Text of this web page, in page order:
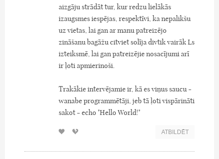
aizgāju strādāt tur, kur redzu lielākās
izaugsmes iespējas, respektīvi, ka nepalikšu
uz vietas, lai gan ar manu patreizējo
zināšanu bagāžu citviet solīja divtik vairāk Ls
izteiksmē, lai gan patreizējie nosacījumi arī
ir ļoti apmierinoši.
Trakākie intervējamie ir, kā es viņus saucu -
wanabe programmētāji, jeb tā ļoti vispārināti
sakot - echo "Hello World!"
ATBILDĒT